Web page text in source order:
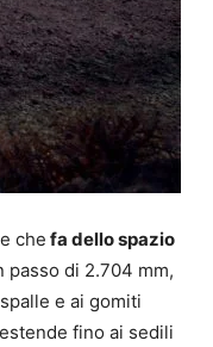
che fa dello spazio
passo di 2.704 mm,
e ai gomiti
fino ai sedili